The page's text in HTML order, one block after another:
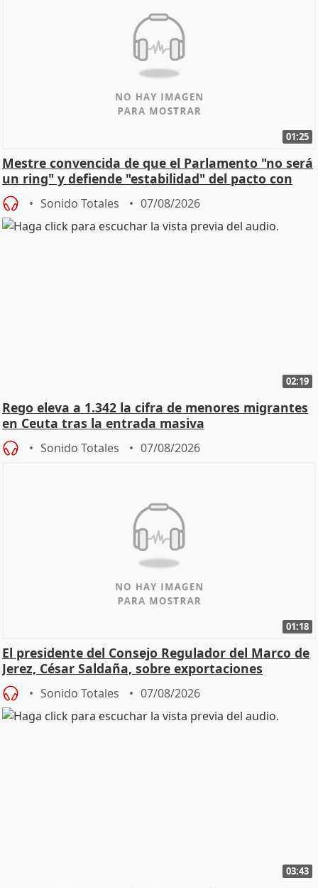
01:25
Mestre convencida de que el Parlamento "no será
un ring" y defiende "estabilidad" del pacto con
Vox
Sonido Totales 07/08/2026
02:19
Rego eleva a 1.342 la cifra de menores migrantes
en Ceuta tras la entrada masiva
Sonido Totales 07/08/2026
01:18
El presidente del Consejo Regulador del Marco de
Jerez, César Saldaña, sobre exportaciones
Sonido Totales 07/08/2026
03:43